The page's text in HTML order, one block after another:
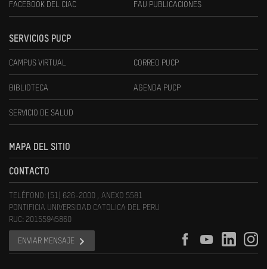
FACEBOOK DEL CIAC FAU PUBLICACIONES
SERVICIOS PUCP
CAMPUS VIRTUAL CORREO PUCP
BIBLIOTECA AGENDA PUCP
SERVICIO DE SALUD
MAPA DEL SITIO
CONTACTO
TELÉFONO: (51) 626-2000 , ANEXO 5581
PONTIFICIA UNIVERSIDAD CATOLICA DEL PERU
RUC: 20155945860
ENVIAR MENSAJE